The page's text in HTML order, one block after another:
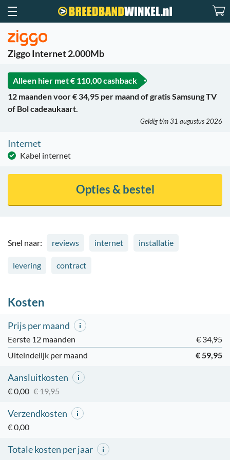
Ziggo Internet 2.000Mb
Alleen hier met€ 110,00 cashback
12 maanden voor € 34,95 per maand of gratis Samsung TV
of Bol cadeaukaart.
Geldig t/m 31 augustus 2026
Internet
Kabel internet
Opties & bestel
Snel naar: reviews internet installatie
levering contract
Kosten
Prijs per maand
Eerste 12 maanden
€ 34,95
Uiteindelijk per maand
€ 59,95
Aansluitkosten
€ 0,00 € 19,95
Verzendkosten
€ 0,00
Totale kosten per jaar